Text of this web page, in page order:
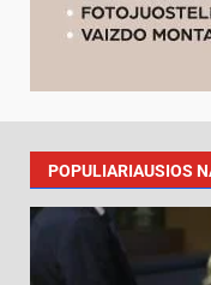
POPULIARIAUSIOS